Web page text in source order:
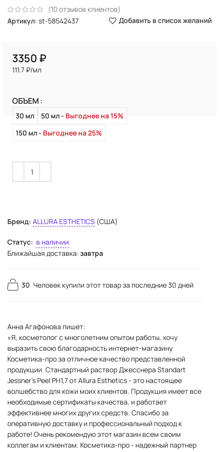
(10 отзывов клиентов)
Артикул: st-58542437 Добавить в список желаний
Бренд: ALLURA ESTHETICS (США)
Статус: в наличии
Ближайшая доставка: завтра
30 Человек купили этот товар за последние 30 дней
Анна Агафонова пишет:
«Я, косметолог с многолетним опытом работы, хочу
выразить свою благодарность интернет-магазину
Косметика-про за отличное качество представленной
продукции. Стандартный раствор Джесснера Standart
Jessner's Peel PH1,7 от Allura Esthetics - это настоящее
волшебство для кожи моих клиентов. Продукция имеет все
необходимые сертификаты качества, и работает
эффективнее многих других средств. Спасибо за
оперативную доставку и профессиональный подход к
работе! Очень рекомендую этот магазин всем своим
коллегам и клиентам. Косметика-про - надежный партнер
₽
111.7 ₽/мл
ОБЪЕМ
30 мл 50 мл
Выгоднее на 15%
150 мл
Выгоднее на 25%